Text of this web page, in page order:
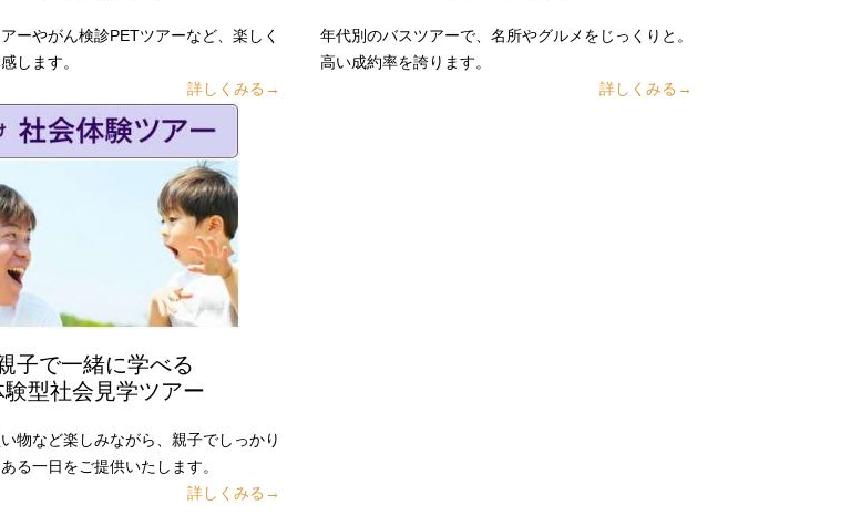
ーやがん検診PETツアーなど、楽しく
します。
詳しくみる→
年代別のバスツアーで、名所やグルメをじっくりと。
高い成約率を誇ります。
詳しくみる→
子で一緒に学べる
験型社会見学ツアー
物など楽しみながら、親子でしっかり
る一日をご提供いたします。
詳しくみる→